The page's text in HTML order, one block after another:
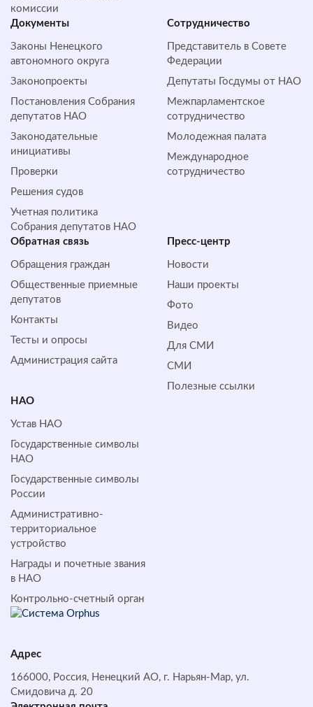
комиссии
Документы
Законы Ненецкого
автономного округа
Законопроекты
Постановления Собрания
депутатов НАО
Законодательные
инициативы
Проверки
Решения судов
Учетная политика
Собрания депутатов НАО
Сотрудничество
Представитель в Совете
Федерации
Депутаты Госдумы от НАО
Межпарламентское
сотрудничество
Молодежная палата
Международное
сотрудничество
Обратная cвязь
Обращения граждан
Общественные приемные
депутатов
Контакты
Тесты и опросы
Администрация сайта
Пресс-центр
Новости
Наши проекты
Фото
Видео
Для СМИ
СМИ
Полезные ссылки
НАО
Устав НАО
Государственные символы
НАО
Государственные символы
России
Административно-
территориальное
устройство
Награды и почетные звания
в НАО
Контрольно-счетный орган
Адрес
166000, Россия, Ненецкий АО, г. Нарьян-Мар, ул.
Смидовича д. 20